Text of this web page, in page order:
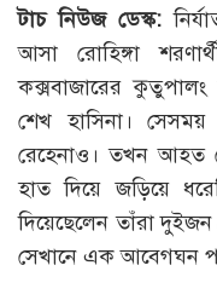
টাচ নিউজ ডেস্ক:
আসা রোহিঙ্গা
কক্সবাজারের কুতুপালং
শেখ হাসিনা।
রেহেনাও। তখন আহত
হাত দিয়ে জড়িয়ে
দিয়েছেলেন তাঁরা
সেখানে এক আবেগঘন